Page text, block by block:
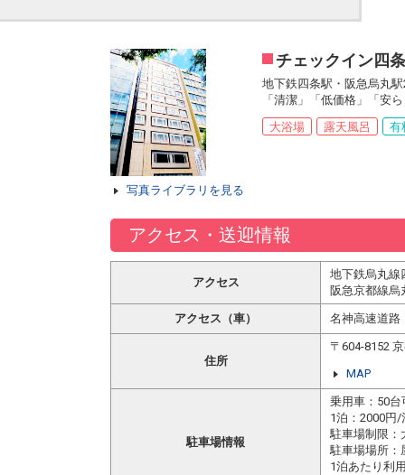
写真ライブラリを見る
チェックイン四
地下鉄四条駅・阪急烏丸
「清潔」「低価格」「安
大浴場
露天風呂 有
アクセス・送迎情報
アクセス
地下鉄烏丸線
阪急京都線烏
アクセス（車） 名神高速道
住所
〒604-8152
MAP
駐車場情報
乗用車：50台
1泊：2000円/
駐車場制限：
駐車場場所：
1泊あたり利